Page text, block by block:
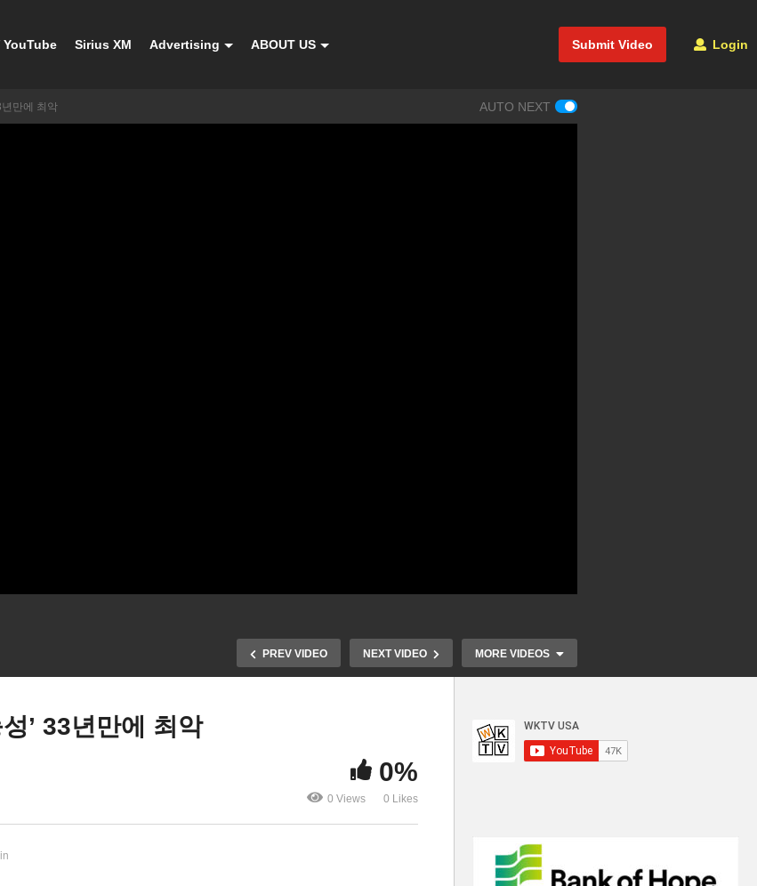
Submit Video Login
YouTube Sirius XM Advertising ABOUT US
년만에 최악 AUTO NEXT
PREV VIDEO NEXT VIDEO MORE VIDEOS
’ 33년만에 최악
0%
0 Views 0 Likes